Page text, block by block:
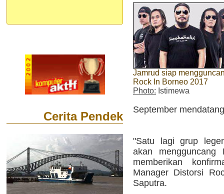
Cerita Pendek
Jamrud siap
Rock In Borneo 2017
Photo: Istimewa
September
"Satu lagi grup
akan
memberikan
Manager Distorsi
Saputra.